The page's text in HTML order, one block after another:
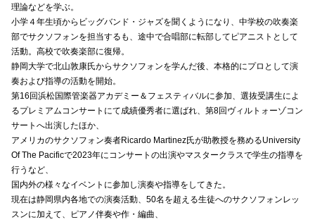
理論などを学ぶ。
小学４年生頃からビッグバンド・ジャズを聞くようになり、中学校の吹奏楽
部でサクソフォンを担当するも、途中で合唱部に転部してピアニストとして
活動。高校で吹奏楽部に復帰。
静岡大学で北山敦康氏からサクソフォンを学んだ後、本格的にプロとして演
奏および指導の活動を開始。
第16回浜松国際管楽器アカデミー＆フェスティバルに参加、選抜受講生によ
るプレミアムコンサートにて成績優秀者に選ばれ、第8回ヴィルトォーゾコン
サートへ出演したほか、
アメリカのサクソフォン奏者Ricardo Martinez氏が助教授を務めるUniversity
Of The Pacificで2023年にコンサートの出演やマスタークラスで学生の指導を
行うなど、
国内外の様々なイベントに参加し演奏や指導をしてきた。
現在は静岡県内各地での演奏活動、50名を超える生徒へのサクソフォンレッ
スンに加えて、ピアノ伴奏や作・編曲、